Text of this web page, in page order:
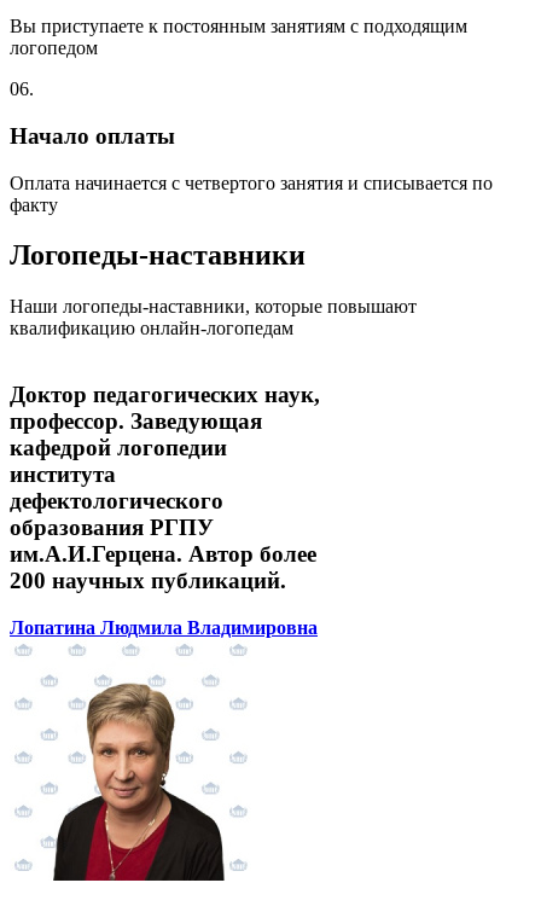
Вы приступаете к постоянным занятиям с подходящим
логопедом
06.
Начало оплаты
Оплата начинается с четвертого занятия и списывается по
факту
Логопеды-наставники
Наши логопеды-наставники, которые повышают
квалификацию онлайн-логопедам
Доктор педагогических наук,
профессор. Заведующая
кафедрой логопедии
института
дефектологического
образования РГПУ
им.А.И.Герцена. Автор более
200 научных публикаций.
Лопатина Людмила Владимировна